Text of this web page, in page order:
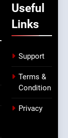
Useful
Links
Support
Terms &
Condition
Privacy